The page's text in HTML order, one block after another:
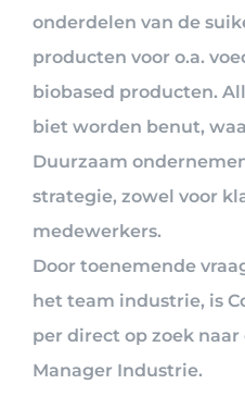
onderdelen van de
producten voor o.a.
biobased producten.
biet worden benut,
Duurzaam
strategie, zowel voor
medewerkers.
Door toenemende
het team industrie, is
per direct op zoek
Manager Industrie.